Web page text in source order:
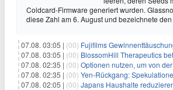
Coldcard-Firmware generiert wurden.
diese Zahl am 6. August und bezeichnete
07.08. 03:05 | (00) Fujifilms Gewinnenttäuschung löst
07.08. 03:05 | (00) BlossomHill Therapeutics betritt den Markt mit
07.08. 02:35 | (00) Optionen nutzen, um von der
07.08. 02:35 | (00) Yen-Rückgang: Spekulationen über
07.08. 02:05 | (00) Japans Haushalte reduzieren Ausgaben trotz steigender